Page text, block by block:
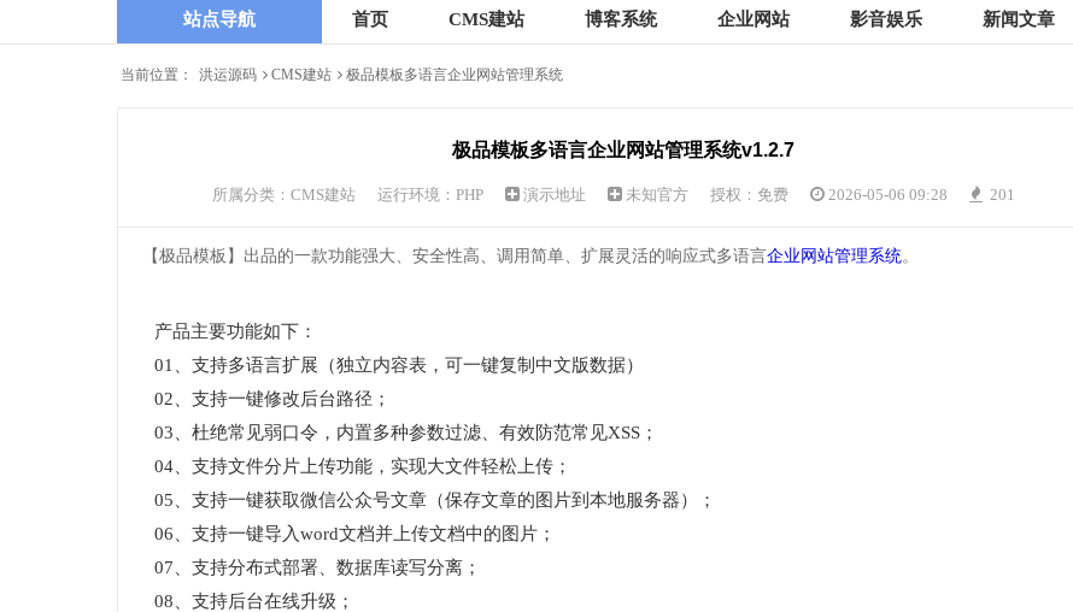
站点导航 首页 CMS建站 博客系统 企业网站 影音娱乐 新闻文章
当前位置： 洪运源码 CMS建站 极品模板多语言企业网站管理系统
极品模板多语言企业网站管理系统v1.2.7
所属分类：CMS建站 运行环境：PHP 演示地址 未知官方 授权：免费 2026-05-06 09:28 201
【极品模板】出品的一款功能强大、安全性高、调用简单、扩展灵活的响应式多语言企业网站管理系统。
产品主要功能如下：
01、支持多语言扩展（独立内容表，可一键复制中文版数据）
02、支持一键修改后台路径；
03、杜绝常见弱口令，内置多种参数过滤、有效防范常见XSS；
04、支持文件分片上传功能，实现大文件轻松上传；
05、支持一键获取微信公众号文章（保存文章的图片到本地服务器）；
06、支持一键导入word文档并上传文档中的图片；
07、支持分布式部署、数据库读写分离；
08、支持后台在线升级；